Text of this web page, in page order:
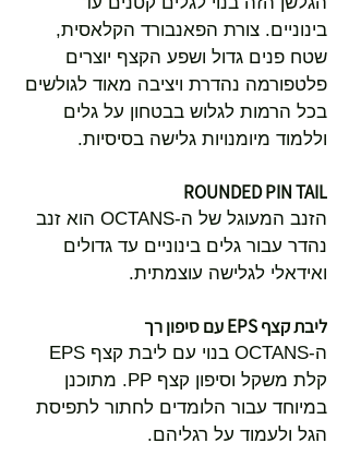
בינוניים. צורת הפאנבורד הקלאסית,
שטח פנים גדול ושפע הקצף יוצרים
פלטפורמה נהדרת ויציבה מאוד לגולשים
בכל הרמות לגלוש בבטחון על גלים
וללמוד מיומנויות גלישה בסיסיות.
ROUNDED PIN TAIL
הזנב המעוגל של ה-OCTANS הוא זנב
נהדר עבור גלים בינוניים עד גדולים
ואידאלי לגלישה עוצמתית.
ליבת קצף EPS עם סיפון רך
ה-OCTANS בנוי עם ליבת קצף EPS
קלת משקל וסיפון קצף PP. מתוכנן
במיוחד עבור הלומדים לחתור לתפיסת
הגל ולעמוד על רגליהם.